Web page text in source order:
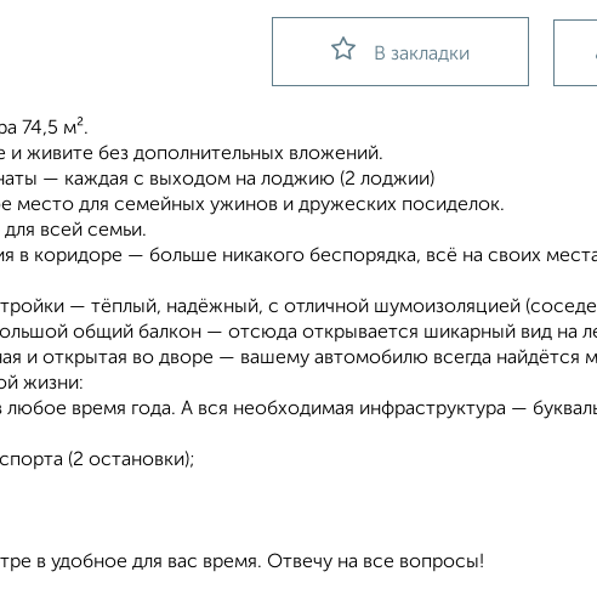
В закладки
74,5 м².
живите без дополнительных вложений.
— каждая с выходом на лоджию (2 лоджии)
место для семейных ужинов и дружеских посиделок.
всей семьи.
в коридоре — больше никакого беспорядка, всё на своих
— тёплый, надёжный, с отличной шумоизоляцией
общий балкон — отсюда открывается шикарный вид на
и открытая во дворе — вашему автомобилю всегда найдётся
жизни:
время года. А вся необходимая инфраструктура —
(2 остановки);
в удобное для вас время. Отвечу на все вопросы!